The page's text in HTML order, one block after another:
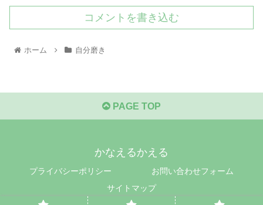
コメントを書き込む
ホーム 自分磨き
PAGE TOP
かなえるかえる
プライバシーポリシー
お問い合わせフォーム
サイトマップ